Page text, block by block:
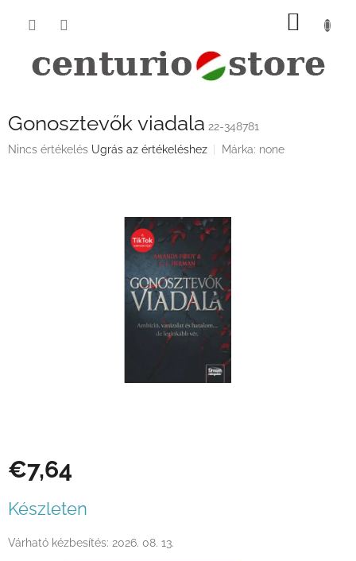
KOSÁR
Gonosztevők viadala 22-348781
A
Nincs értékelés Ugrás az értékeléshez Márka: none
€7,64
Készleten
Várható kézbesítés: 2026. 08. 13.